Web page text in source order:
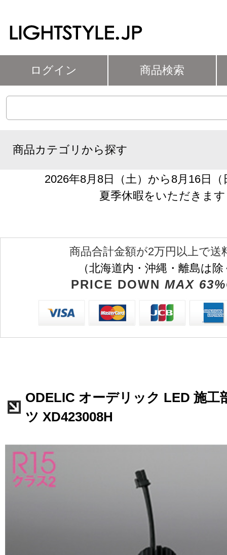
ログイン 商品検索
商品カテゴリから探す
2026年8月8日（土）から8月16日
夏季休暇をいただきます
商品合計金額が2万円以上で送
（北海道内・沖縄・離島は
PRICE DOWN MAX
ODELIC オーデリック LED 施工
ツ XD423008H